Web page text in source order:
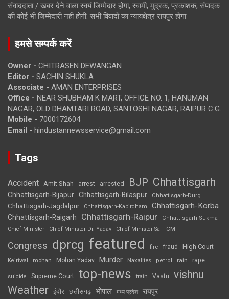
संवाददाता / खबर देने वाला स्वयं जिम्मेदार होगा, स्वामी, मुद्रक, प्रकाशक, संपादक
की कोई भी जिम्मेदारी नहीं होगी. सभी विवादों का न्यायक्षेत्र रायपुर होगा
हमसे सम्पर्क करें
Owner - CHITRASEN DEWANGAN
Editor - SACHIN SHUKLA
Associate - AMAN ENTERPRISES
Office - NEAR SHUBHAM K MART, OFFICE NO. 1, HANUMAN
NAGAR, OLD DHAMTARI ROAD, SANTOSHI NAGAR, RAIPUR C.G.
Mobile - 7000172604
Email - hindustannewsservice@gmail.com
Tags
Accident Amit Shah arrest arrested BJP Chhattisgarh
Chhattisgarh-Bijapur Chhattisgarh-Bilaspur Chhattisgarh-Durg
Chhattisgarh-Jagdalpur Chhattisgarh-Kabirdham Chhattisgarh-Korba
Chhattisgarh-Raigarh Chhattisgarh-Raipur
Chhattisgarh-Sukma
Chief Minister
Chief Minister Dr. Yadav Chief Minister Sai CM
Congress dprcg featured fire fraud High Court
Kejriwal mohan Mohan Yadav Murder Naxalites petrol rain rape
suicide Supreme Court top-news train Vastu vishnu
Weather इंदौर छत्तीसगढ़ भोपाल मध्य प्रदेश रायपुर